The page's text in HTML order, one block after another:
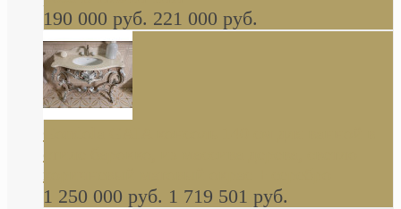
190 000 руб. 221 000 руб.
стиле барокко, из массива дерева, светло
коричневый матовый окрас + серебро
1 250 000 руб. 1 719 501 руб.